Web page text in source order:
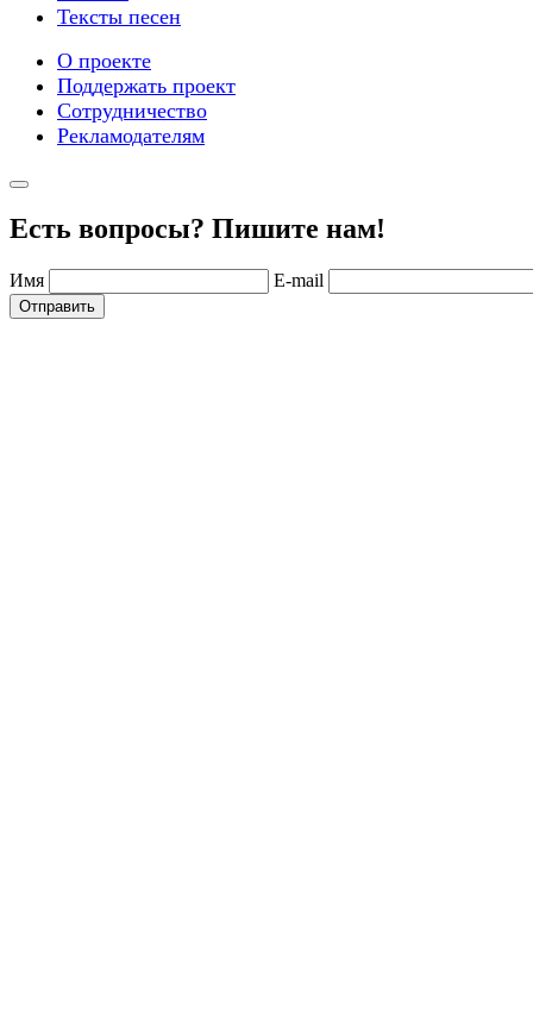
Тексты песен
О проекте
Поддержать проект
Сотрудничество
Рекламодателям
Есть вопросы? Пишите нам!
Имя E-mail